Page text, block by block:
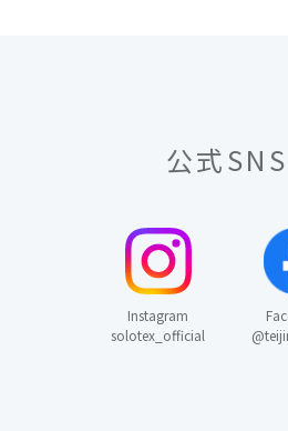
公式SNS
Instagram
solotex_official